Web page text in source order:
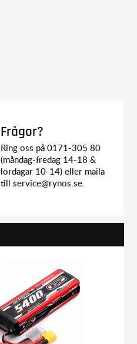
Frågor?
Ring oss på 0171-305 80
(måndag-fredag 14-18 &
lördagar 10-14) eller maila
till service@rynos.se.